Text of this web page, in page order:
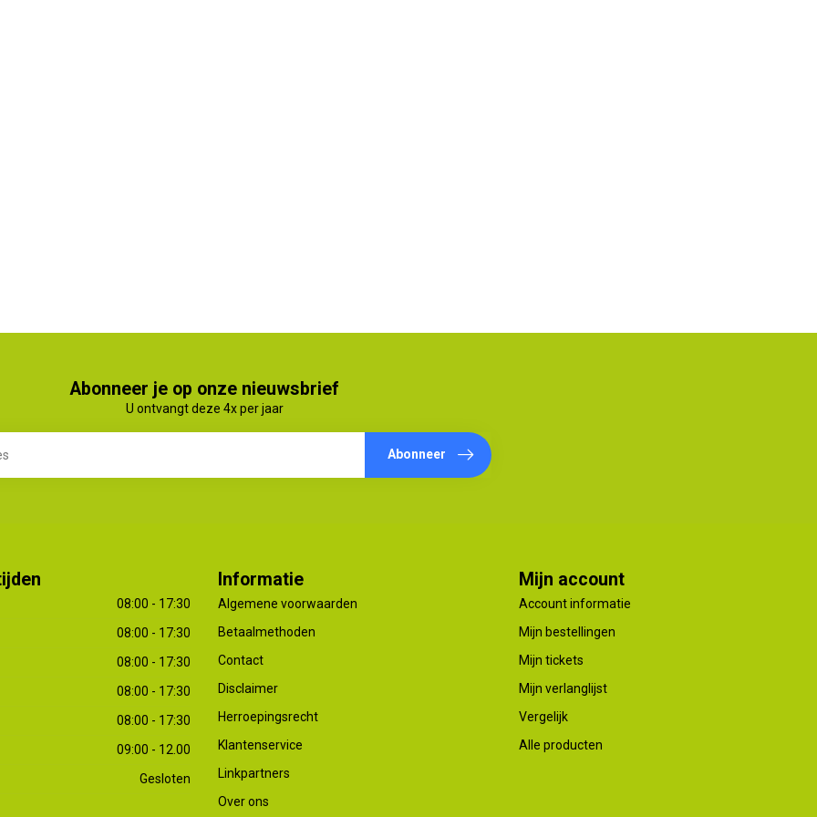
Abonneer je op onze nieuwsbrief
U ontvangt deze 4x per jaar
Abonneer
08:00 - 17:30
08:00 - 17:30
08:00 - 17:30
08:00 - 17:30
08:00 - 17:30
09:00 - 12.00
Gesloten
Informatie
Algemene voorwaarden
Betaalmethoden
Contact
Disclaimer
Herroepingsrecht
Klantenservice
Linkpartners
Over ons
Mijn account
Account informatie
Mijn bestellingen
Mijn tickets
Mijn verlanglijst
Vergelijk
Alle producten